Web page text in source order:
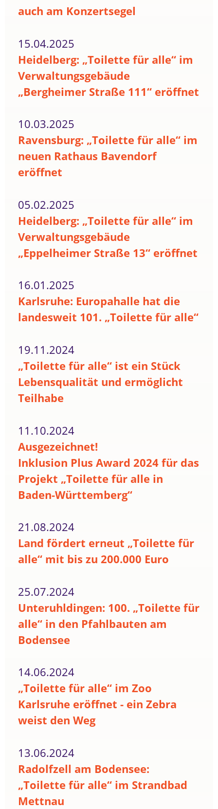
auch am Konzertsegel
15.04.2025
Heidelberg: „Toilette für alle“ im
Verwaltungsgebäude
„Bergheimer Straße 111“ eröffnet
10.03.2025
Ravensburg: „Toilette für alle“ im
neuen Rathaus Bavendorf
eröffnet
05.02.2025
Heidelberg: „Toilette für alle“ im
Verwaltungsgebäude
„Eppelheimer Straße 13“ eröffnet
16.01.2025
Karlsruhe: Europahalle hat die
landesweit 101. „Toilette für alle“
19.11.2024
„Toilette für alle“ ist ein Stück
Lebensqualität und ermöglicht
Teilhabe
11.10.2024
Ausgezeichnet!
Inklusion Plus Award 2024 für das
Projekt „Toilette für alle in
Baden-Württemberg“
21.08.2024
Land fördert erneut „Toilette für
alle“ mit bis zu 200.000 Euro
25.07.2024
Unteruhldingen: 100. „Toilette für
alle“ in den Pfahlbauten am
Bodensee
14.06.2024
„Toilette für alle“ im Zoo
Karlsruhe eröffnet - ein Zebra
weist den Weg
13.06.2024
Radolfzell am Bodensee:
„Toilette für alle“ im Strandbad
Mettnau